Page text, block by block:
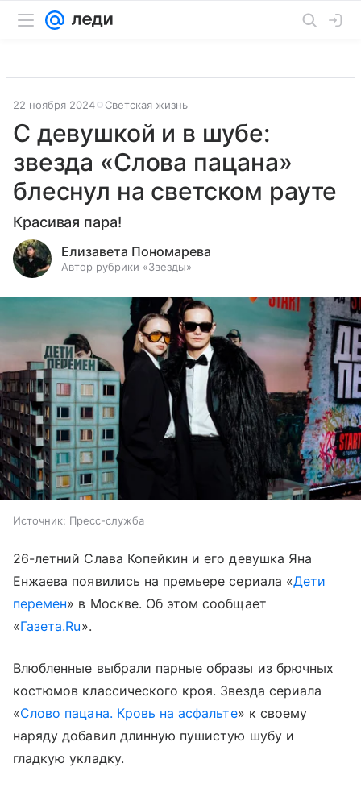
22 ноября 2024 Светская жизнь
С девушкой и в шубе:
звезда «Слова пацана»
блеснул на светском рауте
Красивая пара!
Елизавета Пономарева
Автор рубрики «Звезды»
Источник: Пресс-служба
26-летний Слава Копейкин и его девушка Яна
Енжаева появились на премьере сериала «Дети
перемен» в Москве. Об этом сообщает
«Газета.Ru».
Влюбленные выбрали парные образы из брючных
костюмов классического кроя. Звезда сериала
«Слово пацана. Кровь на асфальте» к своему
наряду добавил длинную пушистую шубу и
гладкую укладку.